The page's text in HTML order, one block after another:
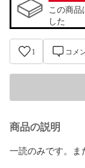
この商品
した
1 コメ
商品の説明
一読のみです。ま